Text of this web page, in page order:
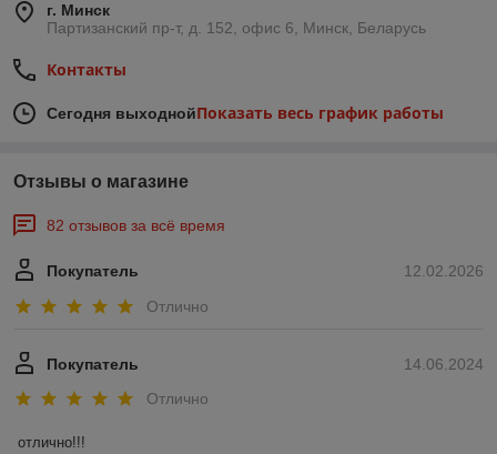
г. Минск
Партизанский пр-т, д. 152, офис 6, Минск, Беларусь
Контакты
Сегодня выходнойПоказать весь график работы
Отзывы о магазине
82 отзывов за всё время
12.02.2026
Покупатель
Отлично
14.06.2024
Покупатель
Отлично
отлично!!!